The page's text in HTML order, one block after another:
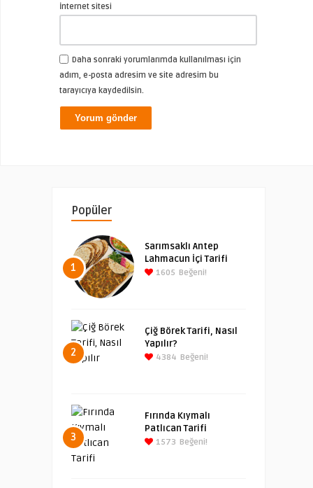
İnternet sitesi
Daha sonraki yorumlarımda kullanılması için
adım, e-posta adresim ve site adresim bu
tarayıcıya kaydedilsin.
Popüler
1
Sarımsaklı Antep
Lahmacun İçi Tarifi
1605 Beğeni!
2
Çiğ Börek Tarifi, Nasıl
Yapılır?
4384 Beğeni!
3
Fırında Kıymalı
Patlıcan Tarifi
1573 Beğeni!